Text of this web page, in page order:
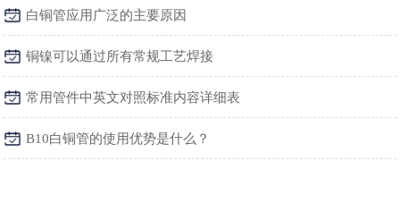
白铜管应用广泛的主要原因
铜镍可以通过所有常规工艺焊接
常用管件中英文对照标准内容详细表
B10白铜管的使用优势是什么？